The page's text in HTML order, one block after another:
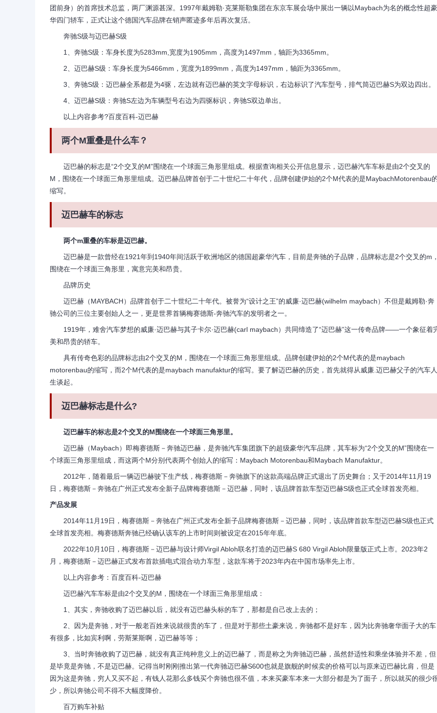
团前身）的首席技术总监，两厂渊源甚深。1997年戴姆勒·克莱斯勒集团在东京车展会场中展出一辆以Maybach为名的概念性超豪
华四门轿车，正式让这个德国汽车品牌在销声匿迹多年后再次复活。
奔驰S级与迈巴赫S级
1、奔驰S级：车身长度为5283mm,宽度为1905mm，高度为1497mm，轴距为3365mm。
2、迈巴赫S级：车身长度为5466mm，宽度为1899mm，高度为1497mm，轴距为3365mm。
3、奔驰S级：迈巴赫全系都是为4驱，左边就有迈巴赫的英文字母标识，右边标识了汽车型号，排气筒迈巴赫S为双边四出。
4、迈巴赫S级：奔驰S左边为车辆型号右边为四驱标识，奔驰S双边单出。
以上内容参考?百度百科-迈巴赫
两个M重叠是什么车？
迈巴赫的标志是“2个交叉的M”围绕在一个球面三角形里组成。根据查询相关公开信息显示，迈巴赫汽车车标是由2个交叉的
M，围绕在一个球面三角形里组成。迈巴赫品牌首创于二十世纪二十年代，品牌创建伊始的2个M代表的是MaybachMotorenbau
缩写。
迈巴赫车的标志
两个m重叠的车标是迈巴赫。
迈巴赫是一款曾经在1921年到1940年间活跃于欧洲地区的德国超豪华汽车，目前是奔驰的子品牌，品牌标志是2个交叉的m
围绕在一个球面三角形里，寓意完美和昂贵。
品牌历史
迈巴赫（MAYBACH）品牌首创于二十世纪二十年代。被誉为“设计之王”的威廉·迈巴赫(wilhelm maybach）不但是戴姆勒·奔
驰公司的三位主要创始人之一，更是世界首辆梅赛德斯-奔驰汽车的发明者之一。
1919年，难舍汽车梦想的威廉·迈巴赫与其子卡尔·迈巴赫(carl maybach）共同缔造了“迈巴赫”这一传奇品牌——一个象征着
美和昂贵的轿车。
具有传奇色彩的品牌标志由2个交叉的M，围绕在一个球面三角形里组成。品牌创建伊始的2个M代表的是maybach
motorenbau的缩写，而2个M代表的是maybach manufaktur的缩写。要了解迈巴赫的历史，首先就得从威廉.迈巴赫父子的汽车人
生谈起。
迈巴赫标志是什么?
迈巴赫车的标志是2个交叉的M围绕在一个球面三角形里。
迈巴赫（Maybach）即梅赛德斯－奔驰迈巴赫，是奔驰汽车集团旗下的超级豪华汽车品牌，其车标为“2个交叉的M”围绕在一
个球面三角形里组成，而这两个M分别代表两个创始人的缩写：Maybach Motorenbau和Maybach Manufaktur。
2012年，随着最后一辆迈巴赫驶下生产线，梅赛德斯－奔驰旗下的这款高端品牌正式退出了历史舞台；又于2014年11月19
日，梅赛德斯－奔驰在广州正式发布全新子品牌梅赛德斯－迈巴赫，同时，该品牌首款车型迈巴赫S级也正式全球首发亮相。
产品发展
2014年11月19日，梅赛德斯－奔驰在广州正式发布全新子品牌梅赛德斯－迈巴赫，同时，该品牌首款车型迈巴赫S级也正式
全球首发亮相。梅赛德斯奔驰已经确认该车的上市时间则被设定在2015年年底。
2022年10月10日，梅赛德斯－迈巴赫与设计师Virgil Abloh联名打造的迈巴赫S 680 Virgil Abloh限量版正式上市。2023年2
月，梅赛德斯－迈巴赫正式发布首款插电式混合动力车型，这款车将于2023年内在中国市场率先上市。
以上内容参考：百度百科-迈巴赫
迈巴赫汽车车标是由2个交叉的M，围绕在一个球面三角形里组成：
1、其实，奔驰收购了迈巴赫以后，就没有迈巴赫头标的车了，那都是自己改上去的；
2、因为是奔驰，对于一般老百姓来说就很贵的车了，但是对于那些土豪来说，奔驰都不是好车，因为比奔驰奢华面子大的车
有很多，比如宾利啊，劳斯莱斯啊，迈巴赫等等；
3、当时奔驰收购了迈巴赫，就没有真正纯种意义上的迈巴赫了，而是称之为奔驰迈巴赫，虽然舒适性和乘坐体验并不差，但
是毕竟是奔驰，不是迈巴赫。记得当时刚刚推出第一代奔驰迈巴赫S600也就是旗舰的时候卖的价格可以与原来迈巴赫比肩，但是
因为这是奔驰，穷人又买不起，有钱人花那么多钱买个奔驰也很不值，本来买豪车本来一大部分都是为了面子，所以就买的很少
少，所以奔驰公司不得不大幅度降价。
百万购车补贴